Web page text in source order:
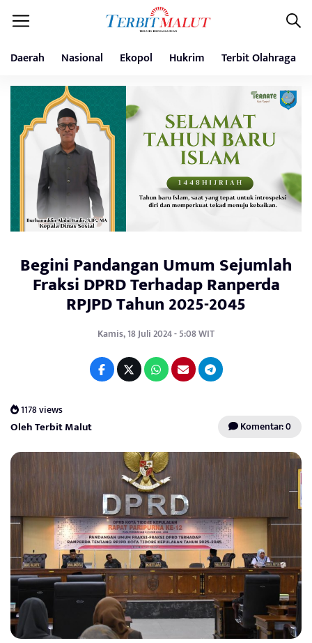
Daerah Nasional Ekopol Hukrim Terbit Olahraga
Begini Pandangan Umum Sejumlah
Fraksi DPRD Terhadap Ranperda
RPJPD Tahun 2025-2045
Kamis, 18 Juli 2024 - 5:08 WIT
1178 views
Oleh Terbit Malut Komentar: 0